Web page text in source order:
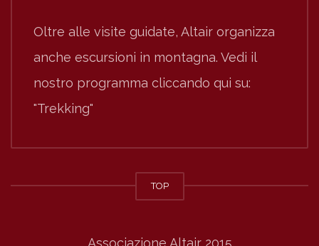
Oltre alle visite guidate, Altair organizza
anche escursioni in montagna. Vedi il
nostro programma cliccando qui su:
"Trekking"
TOP
Associazione Altair 2015